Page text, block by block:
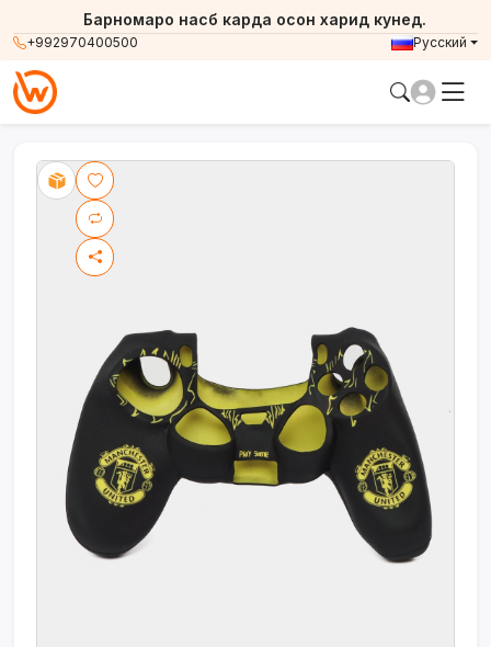
+992970400500
Барномаро насб карда осон харид кунед.
Русский